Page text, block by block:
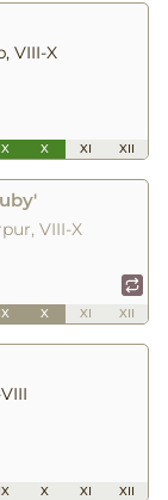
VIII-X
IX X XI XII
VIII-X
IX X XI XII
IX X XI XII